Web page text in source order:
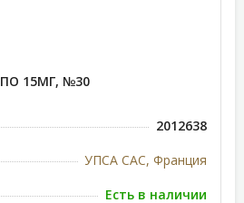
15МГ, №30
2012638
УПСА САС, Франция
Есть в наличии